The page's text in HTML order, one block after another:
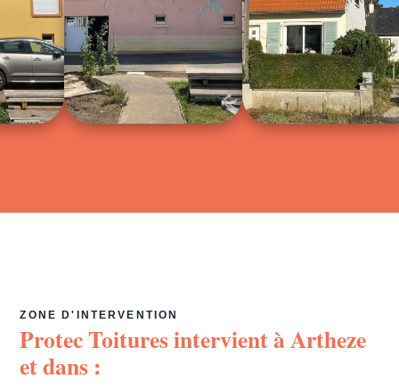
ZONE D'INTERVENTION
Protec Toitures intervient àArtheze
et dans :